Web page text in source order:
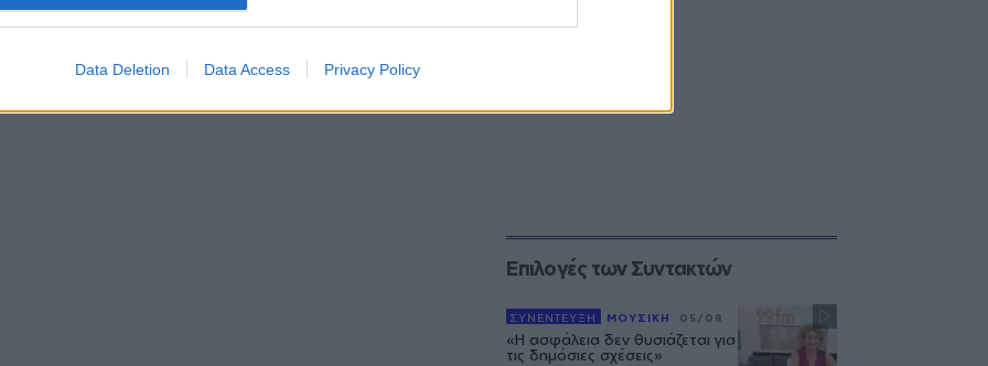
Data Deletion Data Access Privacy Policy
ΔΙΑΦΗΜΙΣΗ
Επιλογές των Συντακτών
ΣΥΝΕΝΤΕΥΞΗ ΜΟΥΣΙΚΗ 05/08
«Η ασφάλεια δεν θυσιάζεται για
τις δημόσιες σχέσεις»